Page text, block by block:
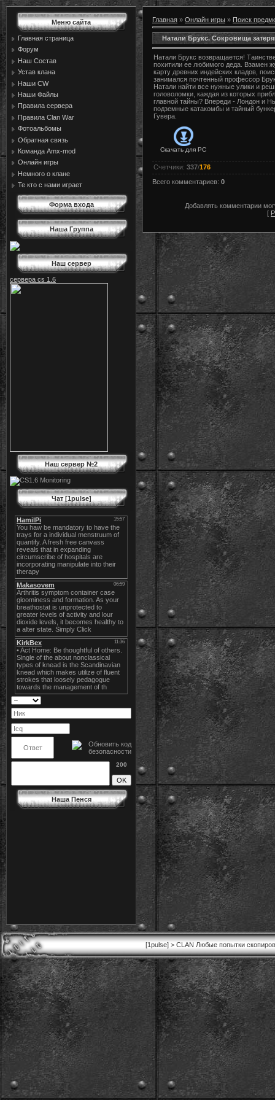
Меню сайта
Главная страница
Форум
Наш Состав
Устав клана
Наши CW
Наши Файлы
Правила сервера
Правила Сlan War
Фотоальбомы
Обратная связь
Команда Amx-mod
Онлайн игры
Немного о клане
Те кто с нами играет
Форма входа
Наша Группа
Наш сервер
сервера cs 1.6
Наш сервер №2
Чат [1pulse]
200
Наша Пенся
Главная » Онлайн игры » Поиск
Натали Брукс. Сокровища
Натали Брукс возвращается!
похитили ее любимого деда. Взамен
карту древних индейских кладов,
занимался почтенный профессор
Натали найти все нужные улики и
головоломки, каждая из которых
главной тайны? Впереди - Лондон и
подземные катакомбы и тайный
Гувера.
Скачать для PC
Счетчики: 337/176
Всего комментариев: 0
Добавлять комментарии
[
[1pulse] > CLAN Любые попытки